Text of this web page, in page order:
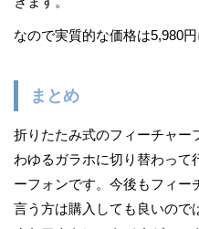
なので実質的な価格は5,980円
まとめ
折りたたみ式のフィーチャー
わゆるガラホに切り替わって
ーフォンです。今後もフィー
言う方は購入しても良いので